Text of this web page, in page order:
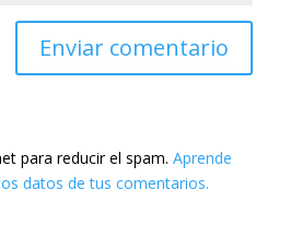
para reducir el spam. Aprende
datos de tus comentarios.